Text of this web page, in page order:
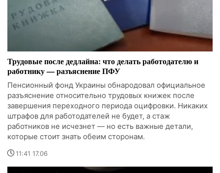
Трудовые после дедлайна: что делать работодателю и
работнику — разъяснение ПФУ
Пенсионный фонд Украины обнародовал официальное
разъяснение относительно трудовых книжек после
завершения переходного периода оцифровки. Никаких
штрафов для работодателей не будет, а стаж
работников не исчезнет — но есть важные детали,
которые стоит знать обеим сторонам.
11:41 17.06